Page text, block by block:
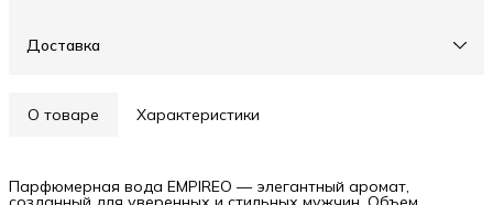
Доставка
О товаре Характеристики
Парфюмерная вода EMPIREO — элегантный аромат,